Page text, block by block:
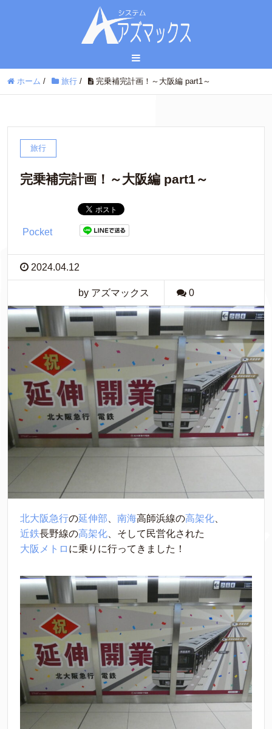
ホーム / 旅行 / 完乗補完計画！～大阪編 part1～
旅行
完乗補完計画！～大阪編 part1～
Pocket
2024.04.12
by アズマックス 0
北大阪急行の延伸部 南海高師浜線の高架化
近鉄長野線の高架化 、そして民営化された
大阪メトロ に乗りに行ってきました！